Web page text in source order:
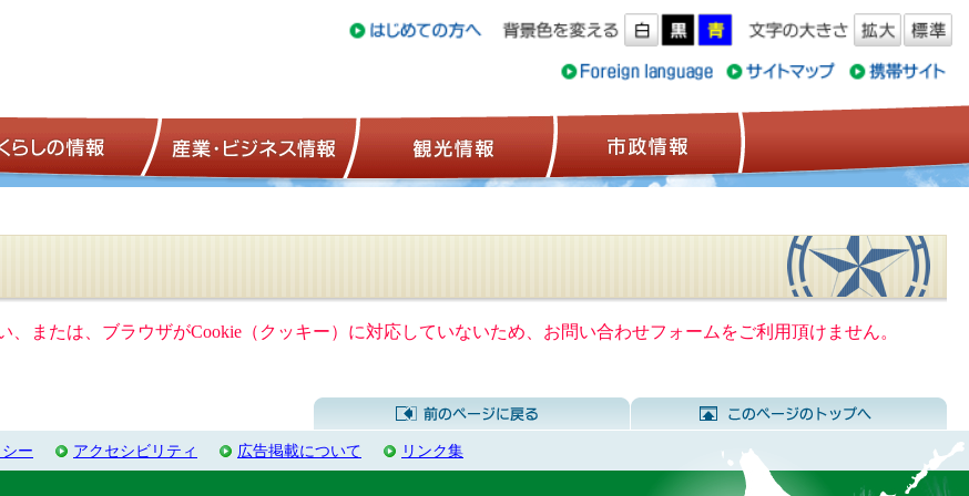
ページ くらしの情報 産業・ビジネス情報 観光情報
または、ブラウザがCookie（クッキー）に対応していないため、お問い合わせフォームをご利用頂けません。
前のページに戻る
ー アクセシビリティ 広告掲載について リンク集